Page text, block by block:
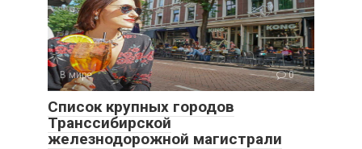
В мире 0
Список крупных городов
Транссибирской
железнодорожной магистрали